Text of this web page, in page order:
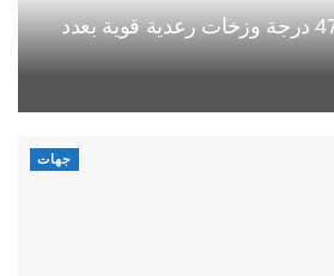
موجة حر تصل إلى 47 درجة وزخات رعدية قوية بعدد
جهات